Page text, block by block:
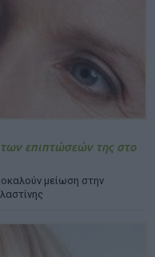
επιπτώσεών της στο
μείωση στην